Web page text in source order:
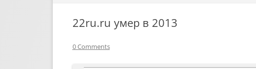
22ru.ru умер в 2013
0 Comments